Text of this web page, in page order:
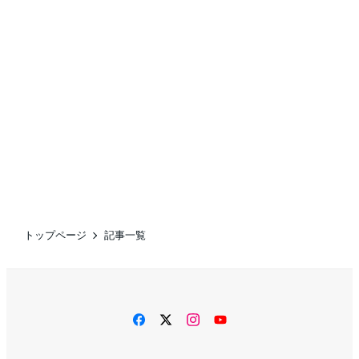
トップページ 記事一覧
facebooktwitterinstagram
YouTube